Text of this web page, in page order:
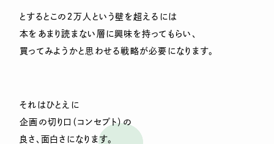
とするとこの２万人という壁を超えるには
本をあまり読まない層に興味を持ってもらい、
買ってみようかと思わせる戦略が必要になります。
それはひとえに
企画の切り口（コンセプト）の
良さ、面白さになります。